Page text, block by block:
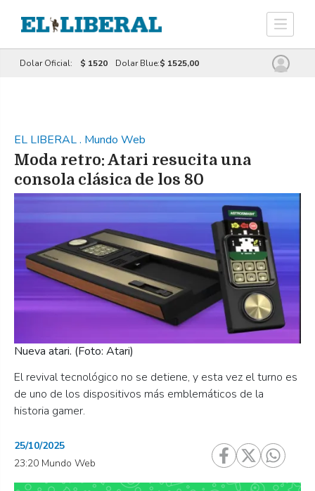
Dolar Oficial: $ 1520 Dolar Blue:$ 1525,00
EL LIBERAL. Mundo Web
Moda retro: Atari resucita una
consola clásica de los 80
El revival tecnológico no se detiene, y esta vez el turno es
de uno de los dispositivos más emblemáticos de la
historia gamer.
Nueva atari. (Foto: Atari)
25/10/2025
23:20 Mundo Web